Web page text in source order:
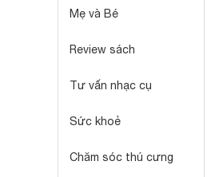
Mẹ và Bé
Review sách
Tư vấn nhạc cụ
Sức khoẻ
Chăm sóc thú cưng